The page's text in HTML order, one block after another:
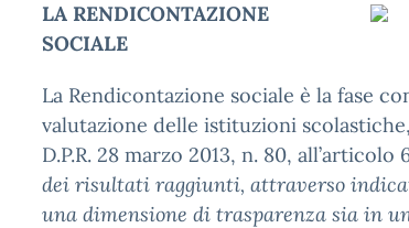
LA RENDICONTAZIONE
SOCIALE
La Rendicontazione sociale è la fase
valutazione delle istituzioni
D.P.R. 28 marzo 2013, n. 80, all’articolo
dei risultati raggiunti, attraverso
una dimensione di trasparenza sia in